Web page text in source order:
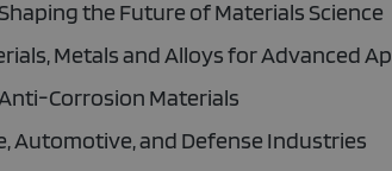
the Future of Materials Science
Metals and Alloys for Advanced
Corrosion Materials
Automotive, and Defense Industries